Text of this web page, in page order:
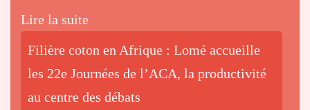
Lire la suite
Filière coton en Afrique : Lomé accueille
les 22e Journées de l’ACA, la productivité
au centre des débats